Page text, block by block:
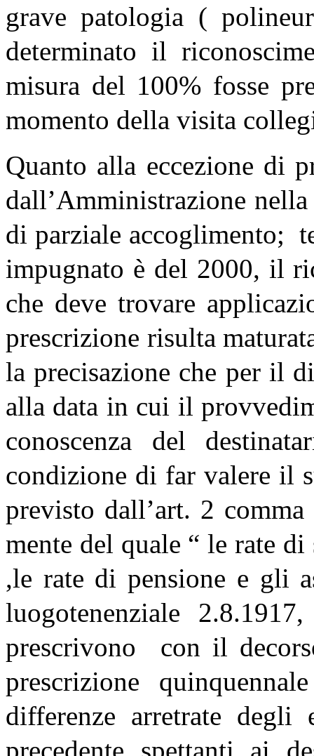
grave patologia (
determinato il
misura del 100% fosse
momento della visita
Quanto alla eccezione di
dall’Amministrazione
di parziale accoglimento;
impugnato è del 2000, il
che deve trovare
prescrizione risulta
la precisazione che per il
alla data in cui il
conoscenza del
condizione di far valere il
previsto dall’art. 2
mente del quale “ le rate
,le rate di pensione e gli
luogotenenziale
prescrivono con il
prescrizione
differenze arretrate degli
precedente spettanti ai